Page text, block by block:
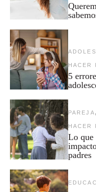
HACER
5
PAREJA ,
HACER
Lo que
padres